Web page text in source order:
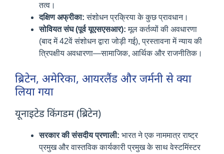
तत्व।
दक्षिण अफ्रीका: संशोधन प्रक्रिया के कुछ प्रावधान।
सोवियत संघ (पूर्व यूएसएसआर): मूल कर्तव्यों की अवधारणा
(बाद में 42वें संशोधन द्वारा जोड़ी गई), प्रस्तावना में न्याय की
त्रिपक्षीय अवधारणा—सामाजिक, आर्थिक और राजनीतिक।
ब्रिटेन, अमेरिका, आयरलैंड और जर्मनी से क्या
लिया गया
यूनाइटेड किंगडम (ब्रिटेन)
सरकार की संसदीय प्रणाली: भारत ने एक नाममात्र राष्ट्र
प्रमुख और वास्तविक कार्यकारी प्रमुख के साथ वेस्टमिंस्टर